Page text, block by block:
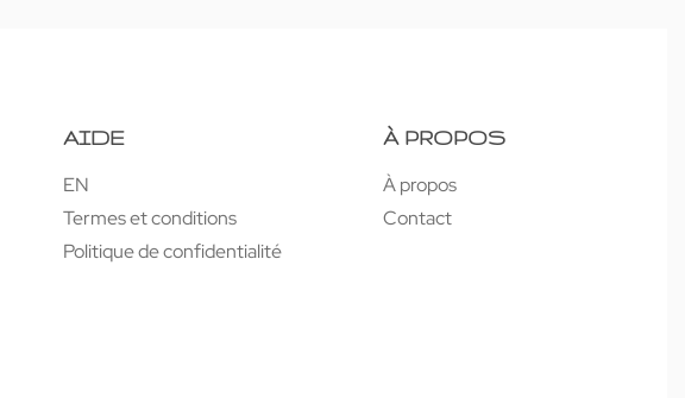
AIDE
EN
Termes et conditions
Politique de confidentialité
À PROPOS
À propos
Contact